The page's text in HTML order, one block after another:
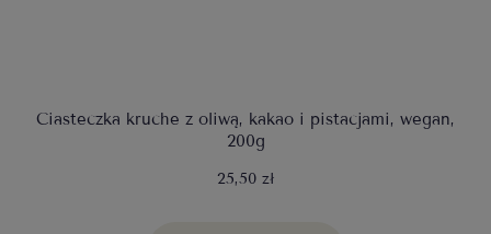
Ciasteczka kruche z oliwą, kakao i pistacjami, wegan,
200g
25,50 zł